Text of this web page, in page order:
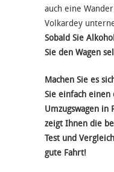
auch eine
Volkardey
Sobald Sie
Sie den Wagen
Machen Sie es
Sie einfach einen
Umzugswagen in
zeigt Ihnen die
Test und
gute Fahrt!